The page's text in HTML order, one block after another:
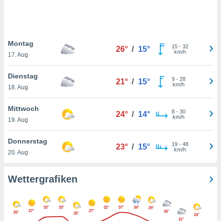
können
von
und
klicken.
und
Montag
17. Aug
26° / 15° 15- 32
km/h
Dienstag
18. Aug
21° / 15° 9- 28
km/h
Mittwoch
19. Aug
24° / 14° 8- 30
km/h
Donnerstag
20. Aug
23° / 15° 19- 48
km/h
Wettergrafiken
25° 27°
33°
33°
25°
27°
32° 37° 34° 29°
26°
21°
24°